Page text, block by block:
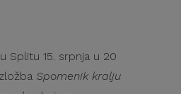
Splitu 15. srpnja u 20
Spomenik kralju